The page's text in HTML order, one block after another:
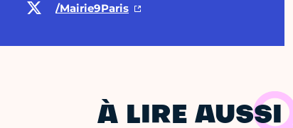
/Mairie9Paris
À LIRE AUSSI